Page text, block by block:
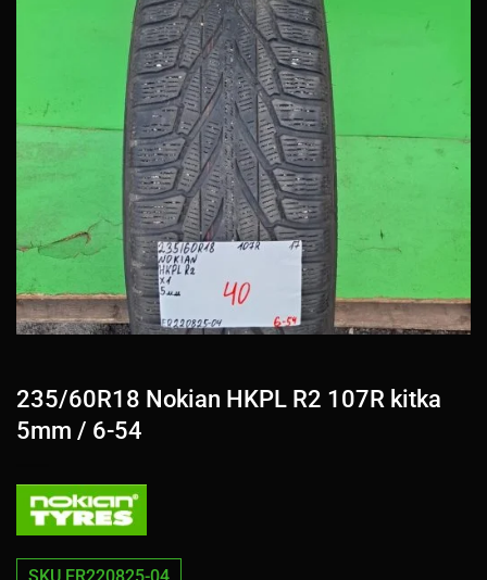
235/60R18 Nokian HKPL R2 107R kitka
5mm / 6-54
SKU ER220825-04